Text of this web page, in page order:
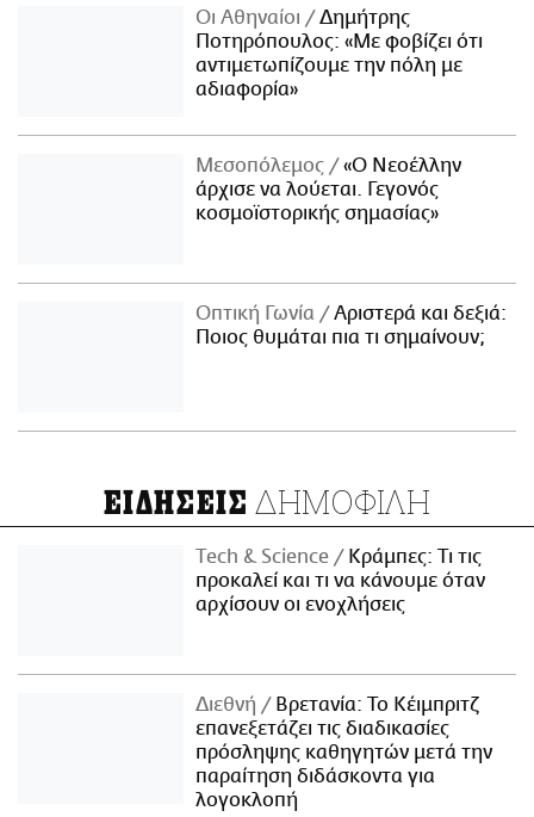
Οι Αθηναίοι
Δημήτρης
Ποτηρόπουλος: «Με φοβίζει ότι
αντιμετωπίζουμε την πόλη με
αδιαφορία»
Μεσοπόλεμος
«Ο Νεοέλλην
άρχισε να λούεται. Γεγονός
κοσμοϊστορικής σημασίας»
Οπτική Γωνία
Αριστερά και δεξιά:
Ποιος θυμάται πια τι σημαίνουν;
ΕΙΔΗΣΕΙΣ ΔΗΜΟΦΙΛΗ
Τech & Science
Κράμπες: Τι τις
προκαλεί και τι να κάνουμε όταν
αρχίσουν οι ενοχλήσεις
Διεθνή
Βρετανία: Το Κέιμπριτζ
επανεξετάζει τις διαδικασίες
πρόσληψης καθηγητών μετά την
παραίτηση διδάσκοντα για
λογοκλοπή